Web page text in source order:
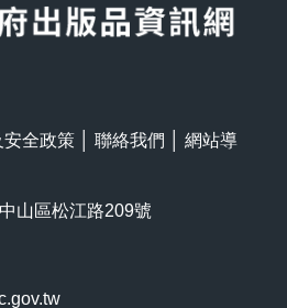
安全政策 聯絡我們
網站導
山區松江路209號